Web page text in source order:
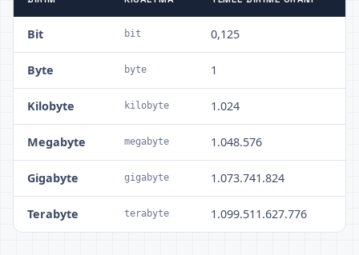
Bit bit 0,125
Byte byte 1
Kilobyte kilobyte 1.024
Megabyte megabyte 1.048.576
Gigabyte gigabyte 1.073.741.824
Terabyte terabyte 1.099.511.627.776